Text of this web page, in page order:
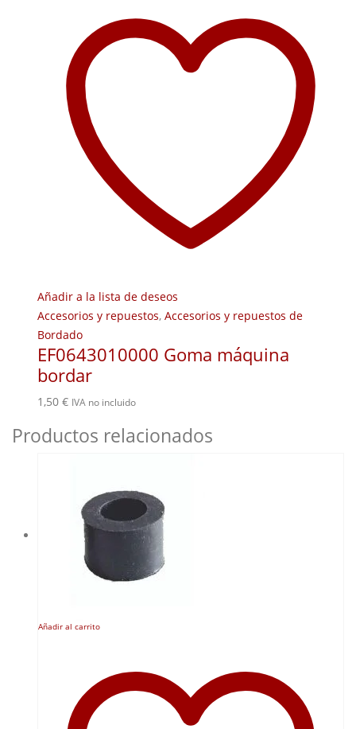
Añadir a la lista de deseos
Accesorios y repuestos, Accesorios y repuestos de
Bordado
EF0643010000 Goma máquina
bordar
1,50 € IVA no incluido
Productos relacionados
Añadir al carrito